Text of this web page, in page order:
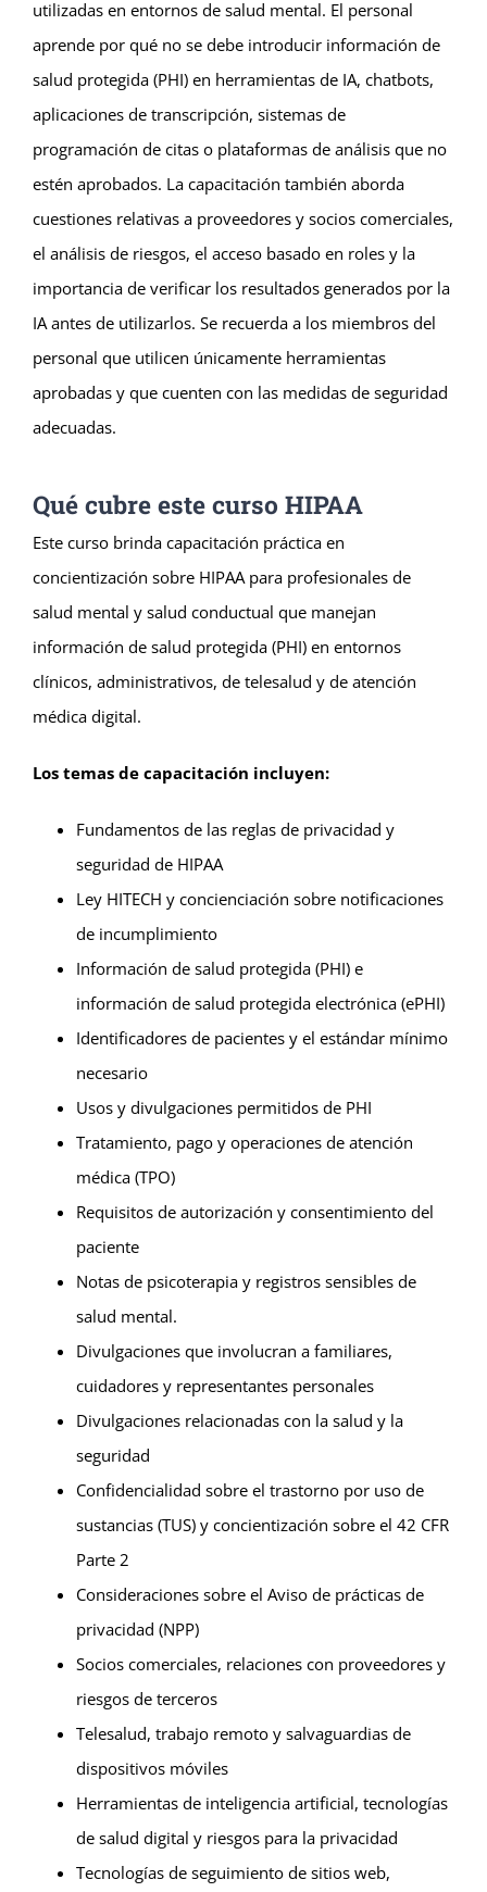
utilizadas en entornos de salud mental. El personal
aprende por qué no se debe introducir información de
salud protegida (PHI) en herramientas de IA, chatbots,
aplicaciones de transcripción, sistemas de
programación de citas o plataformas de análisis que no
estén aprobados. La capacitación también aborda
cuestiones relativas a proveedores y socios comerciales,
el análisis de riesgos, el acceso basado en roles y la
importancia de verificar los resultados generados por la
IA antes de utilizarlos. Se recuerda a los miembros del
personal que utilicen únicamente herramientas
aprobadas y que cuenten con las medidas de seguridad
adecuadas.
Qué cubre este curso HIPAA
Este curso brinda capacitación práctica en
concientización sobre HIPAA para profesionales de
salud mental y salud conductual que manejan
información de salud protegida (PHI) en entornos
clínicos, administrativos, de telesalud y de atención
médica digital.
Los temas de capacitación incluyen:
Fundamentos de las reglas de privacidad y
seguridad de HIPAA
Ley HITECH y concienciación sobre notificaciones
de incumplimiento
Información de salud protegida (PHI) e
información de salud protegida electrónica (ePHI)
Identificadores de pacientes y el estándar mínimo
necesario
Usos y divulgaciones permitidos de PHI
Tratamiento, pago y operaciones de atención
médica (TPO)
Requisitos de autorización y consentimiento del
paciente
Notas de psicoterapia y registros sensibles de
salud mental.
Divulgaciones que involucran a familiares,
cuidadores y representantes personales
Divulgaciones relacionadas con la salud y la
seguridad
Confidencialidad sobre el trastorno por uso de
sustancias (TUS) y concientización sobre el 42 CFR
Parte 2
Consideraciones sobre el Aviso de prácticas de
privacidad (NPP)
Socios comerciales, relaciones con proveedores y
riesgos de terceros
Telesalud, trabajo remoto y salvaguardias de
dispositivos móviles
Herramientas de inteligencia artificial, tecnologías
de salud digital y riesgos para la privacidad
Tecnologías de seguimiento de sitios web,